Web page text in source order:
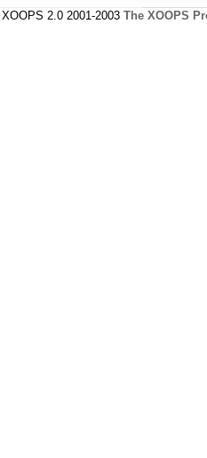
2.0 2001-2003 The XOOPS